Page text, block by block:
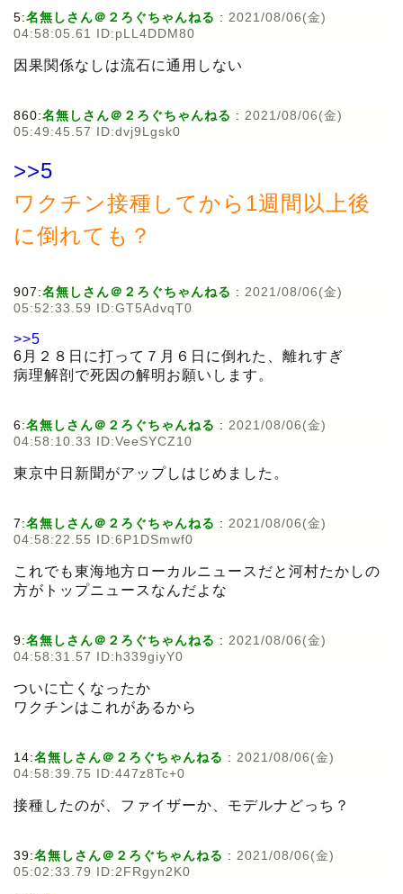
5:名無しさん＠２ろぐちゃんねる : 2021/08/06(金)
04:58:05.61 ID:pLL4DDM80
因果関係なしは流石に通用しない
860:名無しさん＠２ろぐちゃんねる : 2021/08/06(金)
05:49:45.57 ID:dvj9Lgsk0
>>5
ワクチン接種してから1週間以上後
に倒れても？
907:名無しさん＠２ろぐちゃんねる : 2021/08/06(金)
05:52:33.59 ID:GT5AdvqT0
>>5
6月２８日に打って７月６日に倒れた、離れすぎ
病理解剖で死因の解明お願いします。
6:名無しさん＠２ろぐちゃんねる : 2021/08/06(金)
04:58:10.33 ID:VeeSYCZ10
東京中日新聞がアップしはじめました。
7:名無しさん＠２ろぐちゃんねる : 2021/08/06(金)
04:58:22.55 ID:6P1DSmwf0
これでも東海地方ローカルニュースだと河村たかしの
方がトップニュースなんだよな
9:名無しさん＠２ろぐちゃんねる : 2021/08/06(金)
04:58:31.57 ID:h339giyY0
ついに亡くなったか
ワクチンはこれがあるから
14:名無しさん＠２ろぐちゃんねる : 2021/08/06(金)
04:58:39.75 ID:447z8Tc+0
接種したのが、ファイザーか、モデルナどっち？
39:名無しさん＠２ろぐちゃんねる : 2021/08/06(金)
05:02:33.79 ID:2FRgyn2K0